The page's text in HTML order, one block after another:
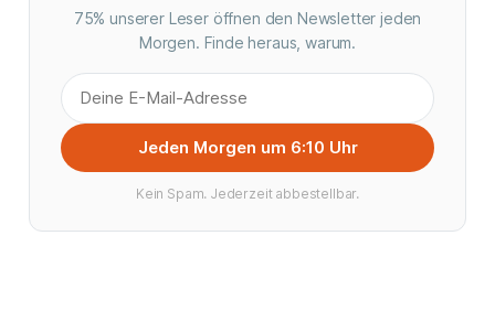
75% unserer Leser öffnen den Newsletter jeden
Morgen. Finde heraus, warum.
Jeden Morgen um 6:10 Uhr
Kein Spam. Jederzeit abbestellbar.